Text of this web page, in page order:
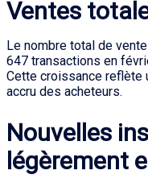
Ventes
Le nombre total de
647 transactions en
Cette croissance reflète
accru des acheteurs.
Nouvelles
légèrement